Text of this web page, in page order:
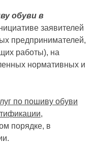
обуви в
заявителей
предпринимателей,
работы), на
нормативных и
по пошиву обуви
,
порядке, в